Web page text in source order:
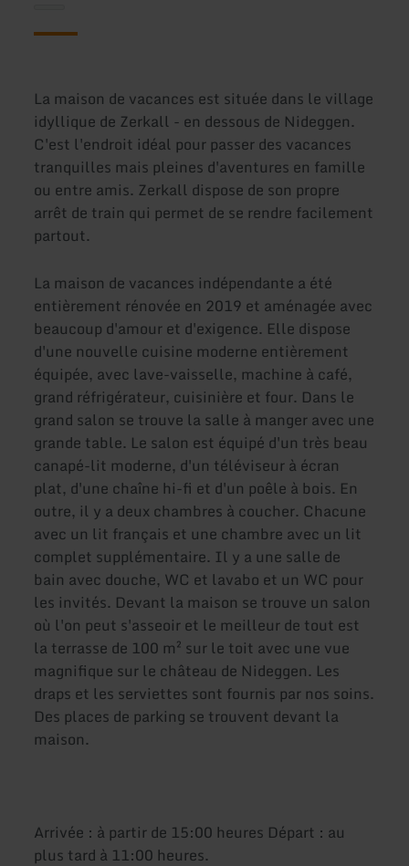
La maison de vacances est située dans le village
idyllique de Zerkall - en dessous de Nideggen.
C'est l'endroit idéal pour passer des vacances
tranquilles mais pleines d'aventures en famille
ou entre amis. Zerkall dispose de son propre
arrêt de train qui permet de se rendre facilement
partout.
La maison de vacances indépendante a été
entièrement rénovée en 2019 et aménagée avec
beaucoup d'amour et d'exigence. Elle dispose
d'une nouvelle cuisine moderne entièrement
équipée, avec lave-vaisselle, machine à café,
grand réfrigérateur, cuisinière et four. Dans le
grand salon se trouve la salle à manger avec une
grande table. Le salon est équipé d'un très beau
canapé-lit moderne, d'un téléviseur à écran
plat, d'une chaîne hi-fi et d'un poêle à bois. En
outre, il y a deux chambres à coucher. Chacune
avec un lit français et une chambre avec un lit
complet supplémentaire. Il y a une salle de
bain avec douche, WC et lavabo et un WC pour
les invités. Devant la maison se trouve un salon
où l'on peut s'asseoir et le meilleur de tout est
la terrasse de 100 m² sur le toit avec une vue
magnifique sur le château de Nideggen. Les
draps et les serviettes sont fournis par nos soins.
Des places de parking se trouvent devant la
maison.
Arrivée : à partir de 15:00 heures Départ : au
plus tard à 11:00 heures.